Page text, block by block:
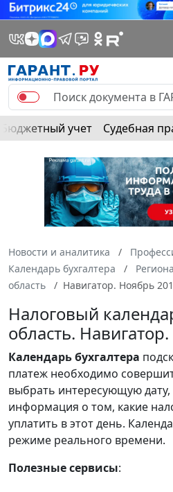
Бюджетный учет Судебная
Новости и аналитика
Календарь бухгалтера
область
Навигатор. Ноябрь
Налоговый
область.
Календарьбухгалтера
платеж необходимо
выбрать интересующую дату,
информация о том, какие
уплатить в этот день.
режиме реального времени.
Полезные сервисы: